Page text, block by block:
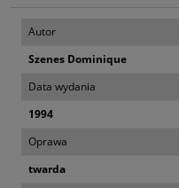
Autor
Szenes Dominique
Data wydania
1994
Oprawa
twarda